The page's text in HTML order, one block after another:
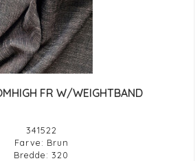
FR W/WEIGHTBAND
341522
Farve: Brun
Bredde: 320